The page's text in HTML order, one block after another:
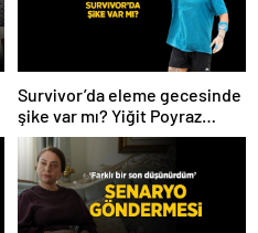
Survivor’da eleme gecesinde
şike var mı? Yiğit Poyraz
düelloda Volkan’la
yaşananları ilk kez anlattı!